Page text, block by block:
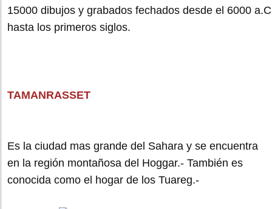
15000 dibujos y grabados fechados desde el 6000 a.C
hasta los primeros siglos.
TAMANRASSET
Es la ciudad mas grande del Sahara y se encuentra
en la región montañosa del Hoggar.- También es
conocida como el hogar de los Tuareg.-